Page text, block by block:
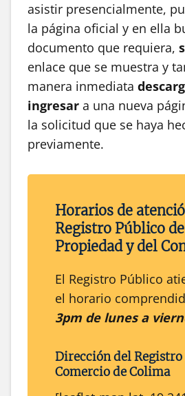
asistir presencialmente,
la página oficial y en ella
documento que requiera,
enlace que se muestra y
manera inmediata
ingresar a una nueva
la solicitud que se haya
previamente.
Horarios de
Registro Público
Propiedad y del
El Registro Público
el horario
3pm de lunes a
Dirección del
ComerciodeColima